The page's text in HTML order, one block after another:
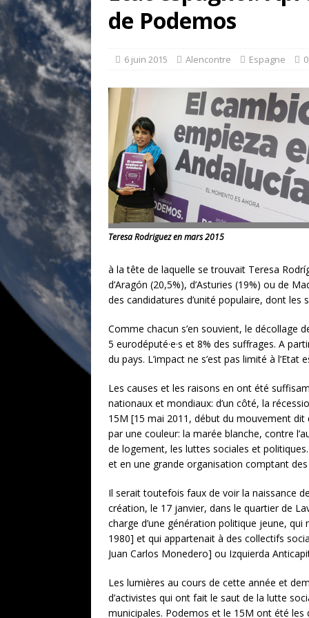
[ 17 juillet 2026 ]
«Le discours
et une menace»
* LA UNE
de Podemos
6 juin 2015 Alencontre Espagne 0
Teresa Rodriguez en mars 2015
à la tête de laquelle se trouvait Teresa
d’Aragón (20,5%), d’Asturies (19%) ou de
des candidatures d’unité populaire, dont
Comme chacun s’en souvient, le
5 eurodéputé·e·s et 8% des suffrages. A
du pays. L’impact ne s’est pas limité à
Les causes et les raisons en ont été
nationaux et mondiaux: d’un côté, la
15M [15 mai 2011, début du mouvement dit
par une couleur: la marée blanche, contre
de logement, les luttes sociales et politiques.
et en une grande organisation comptant
Il serait toutefois faux de voir la naissance
création, le 17 janvier, dans le quartier de
charge d’une génération politique jeune,
1980] et qui appartenait à des collectifs
Juan Carlos Monedero] ou Izquierda
Les lumières au cours de cette année et
d’activistes qui ont fait le saut de la lutte
municipales. Podemos et le 15M ont été les